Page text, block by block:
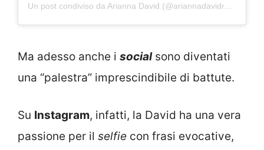
Un post condiviso da Arianna David (@ariannadavidreal)
Ma adesso anche i socialsono diventati
una “palestra” imprescindibile di battute.
Su Instagram, infatti, la David ha una vera
passione per il selfie con frasi evocative,